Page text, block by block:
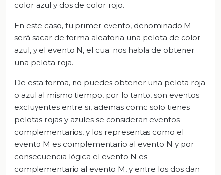
color azul y dos de color rojo.
En este caso, tu primer evento, denominado M
será sacar de forma aleatoria una pelota de color
azul, y el evento N, el cual nos habla de obtener
una pelota roja.
De esta forma, no puedes obtener una pelota roja
o azul al mismo tiempo, por lo tanto, son eventos
excluyentes entre sí, además como sólo tienes
pelotas rojas y azules se consideran eventos
complementarios, y los representas como el
evento M es complementario al evento N y por
consecuencia lógica el evento N es
complementario al evento M, y entre los dos dan